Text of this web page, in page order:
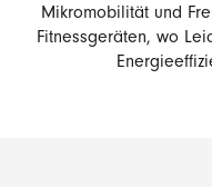
Mikromobilität und
Fitnessgeräten, wo